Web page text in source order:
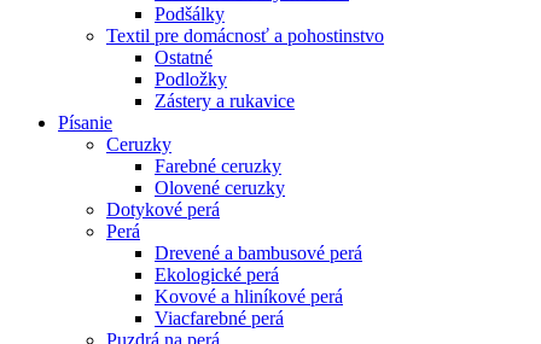
Podšálky
Textil pre domácnosť a pohostinstvo
Ostatné
Podložky
Zástery a rukavice
Písanie
Ceruzky
Farebné ceruzky
Olovené ceruzky
Dotykové perá
Perá
Drevené a bambusové perá
Ekologické perá
Kovové a hliníkové perá
Viacfarebné perá
Puzdrá na perá